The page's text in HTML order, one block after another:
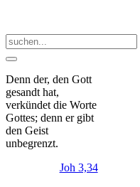
Denn der, den Gott
gesandt hat,
verkündet die Worte
Gottes; denn er gibt
den Geist
unbegrenzt.
Joh 3,34